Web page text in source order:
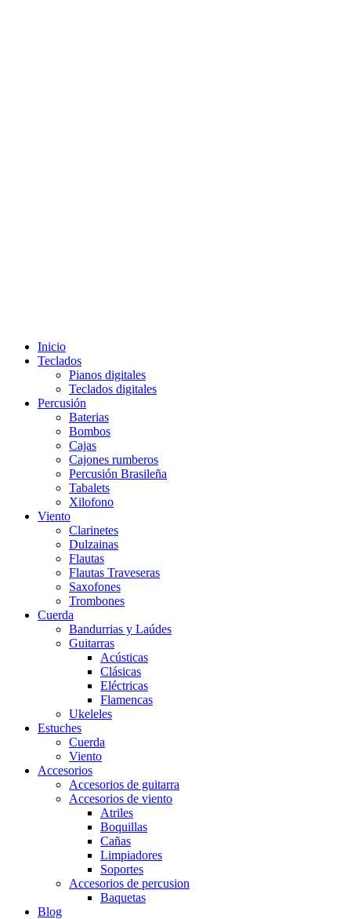
Inicio
Teclados
Pianos digitales
Teclados digitales
Percusión
Baterias
Bombos
Cajas
Cajones rumberos
Percusión Brasileña
Tabalets
Xilofono
Viento
Clarinetes
Dulzainas
Flautas
Flautas Traveseras
Saxofones
Trombones
Cuerda
Bandurrias y Laúdes
Guitarras
Acústicas
Clásicas
Eléctricas
Flamencas
Ukeleles
Estuches
Cuerda
Viento
Accesorios
Accesorios de guitarra
Accesorios de viento
Atriles
Boquillas
Cañas
Limpiadores
Soportes
Accesorios de percusion
Baquetas
Blog